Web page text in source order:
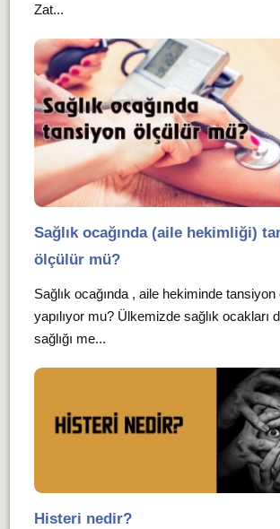
Zat...
Sağlık ocağında (aile hekimliği)
ölçülür mü?
Sağlık ocağında , aile hekiminde
yapılıyor mu? Ülkemizde sağlık ocakları
sağlığı me...
Histeri nedir?